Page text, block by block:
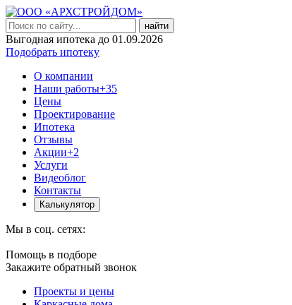
найти
Выгодная ипотека до 01.09.2026
Подобрать ипотеку
О компании
Наши работы+35
Цены
Проектирование
Ипотека
Отзывы
Акции+2
Услуги
Видеоблог
Контакты
Калькулятор
Мы в соц. сетях:
Помощь в подборе
Закажите обратный звонок
Проекты и цены